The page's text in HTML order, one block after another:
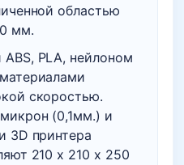
областью
мм.
PLA, нейлоном
скоростью.
(0,1мм.) и
3D принтера
210 х 210 х 250